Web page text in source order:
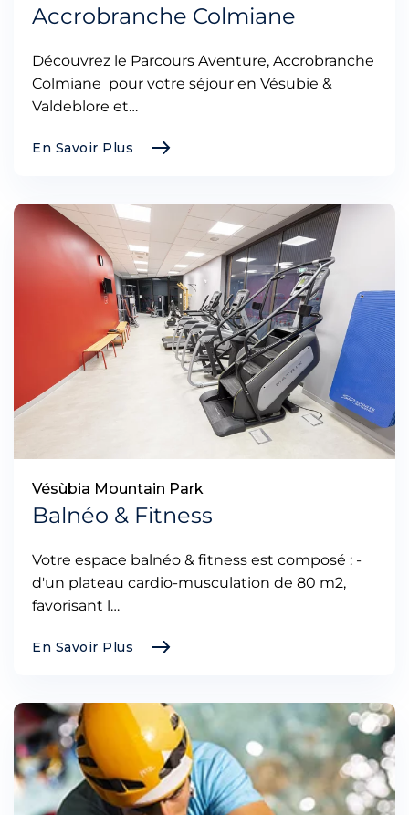
Accrobranche Colmiane
Découvrez le Parcours Aventure, Accrobranche
Colmiane pour votre séjour en Vésubie &
Valdeblore et…
En Savoir Plus
Vésùbia Mountain Park
Balnéo & Fitness
Votre espace balnéo & fitness est composé : -
d'un plateau cardio-musculation de 80 m2,
favorisant l…
En Savoir Plus